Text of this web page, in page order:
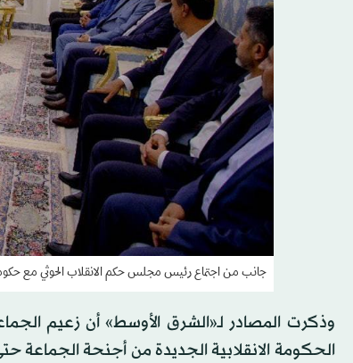
جانب من اجتماع رئيس مجلس حكم الانقلاب الحوثي مع
وذكرت المصادر لـ«الشرق الأوسط» أن زعيم
الحكومة الانقلابية الجديدة من أجنحة الجماعة